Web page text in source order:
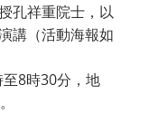
孔祥重院士，以
講（活動海報如
8時30分，地